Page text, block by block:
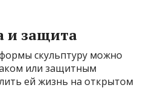
и защита
скульптуру можно
или защитным
ей жизнь на открытом